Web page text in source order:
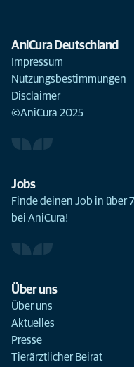
AniCura Deutschland
Impressum
Nutzungsbestimmungen
Disclaimer
©AniCura 2025
Jobs
Finde deinen Job in über
bei AniCura!
Über uns
Über uns
Aktuelles
Presse
Tierärztlicher Beirat